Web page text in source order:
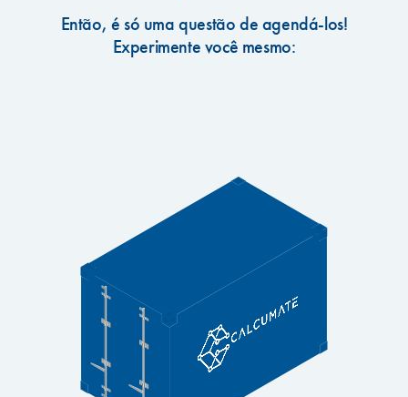
Então, é só uma questão de agendá-los!
Experimente você mesmo: